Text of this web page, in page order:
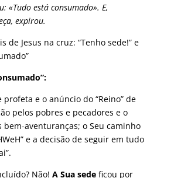
«Tudo está consumado». E,
expirou.
de Jesus na cruz: “Tenho sede!” e
profeta e o anúncio do “Reino” de
pelos pobres e pecadores e o
bem-aventuranças; o Seu caminho
e a decisão de seguir em tudo
Não! A Sua sedeficou por